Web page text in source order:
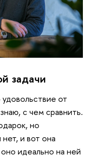
задачи
от
с чем сравнить.
но
и вот она
идеально на ней